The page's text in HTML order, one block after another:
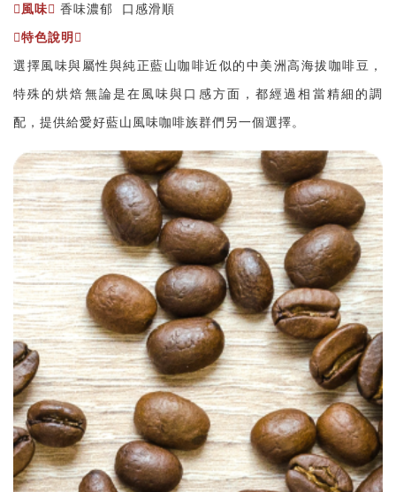
風味 香味濃郁 口感滑順
特色說明
選擇風味與屬性與純正藍山咖啡近似的中美洲高海拔咖啡豆，
特殊的烘焙無論是在風味與口感方面，都經過相當精細的調
配，提供給愛好藍山風味咖啡族群們另一個選擇。